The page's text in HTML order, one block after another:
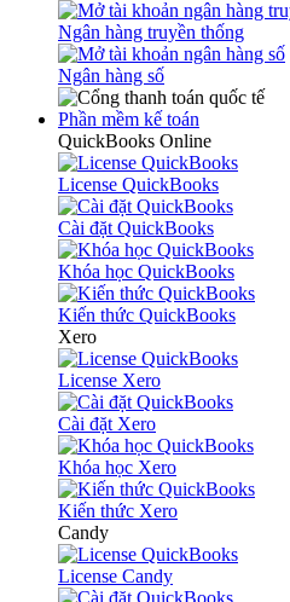
Ngân hàng truyền thống
Ngân hàng số
Phần mềm kế toán
QuickBooks Online
License QuickBooks
Cài đặt QuickBooks
Khóa học QuickBooks
Kiến thức QuickBooks
Xero
License Xero
Cài đặt Xero
Khóa học Xero
Kiến thức Xero
Candy
License Candy